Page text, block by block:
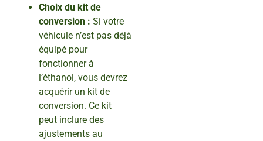
Choix du kit de
conversion : Si votre
véhicule n’est pas déjà
équipé pour
fonctionner à
l’éthanol, vous devrez
acquérir un kit de
conversion. Ce kit
peut inclure des
ajustements au